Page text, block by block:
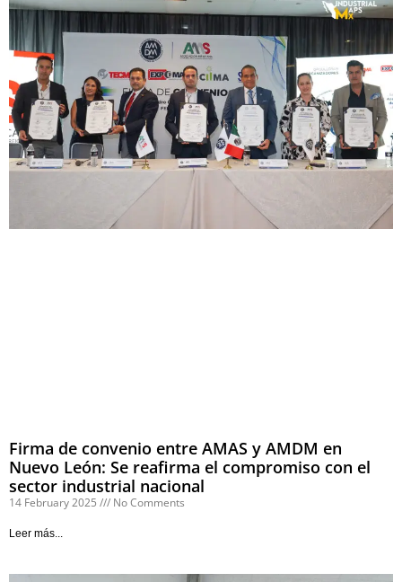
Firma de convenio entre AMAS y AMDM en
Nuevo León: Se reafirma el compromiso con el
sector industrial nacional
14 February 2025 No Comments
Leer más...